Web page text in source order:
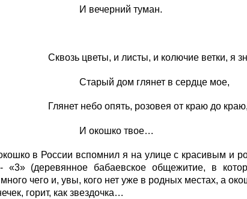
туман.
цветы, и листы, и колючие ветки, я
дом глянет в сердце мое,
небо опять, розовея от краю до краю,
твое…
в России вспомнил я на улице с красивым и
(деревянное бабаевское общежитие, в
чего и, увы, кого нет уже в родных местах, а
горит, как звездочка…